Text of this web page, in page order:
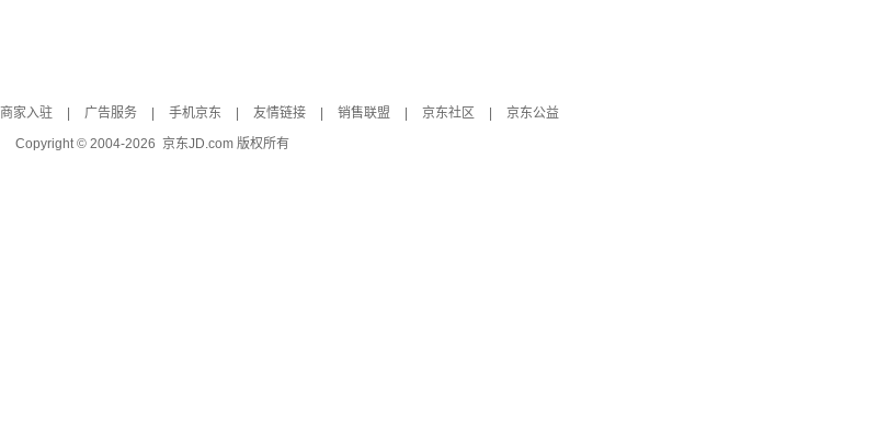
商家入驻 广告服务 手机京东 友情链接 销售联盟 京东社区
京东公益
Copyright © 2004-2026 京东JD.com 版权所有